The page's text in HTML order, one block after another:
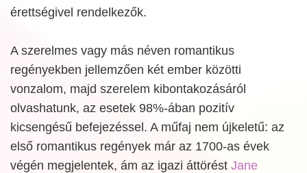
érettségivel rendelkezők.
A szerelmes vagy más néven romantikus
regényekben jellemzően két ember közötti
vonzalom, majd szerelem kibontakozásáról
olvashatunk, az esetek 98%-ában pozitív
kicsengésű befejezéssel. A műfaj nem újkeletű: az
első romantikus regények már az 1700-as évek
végén megjelentek, ám az igazi áttörést Jane